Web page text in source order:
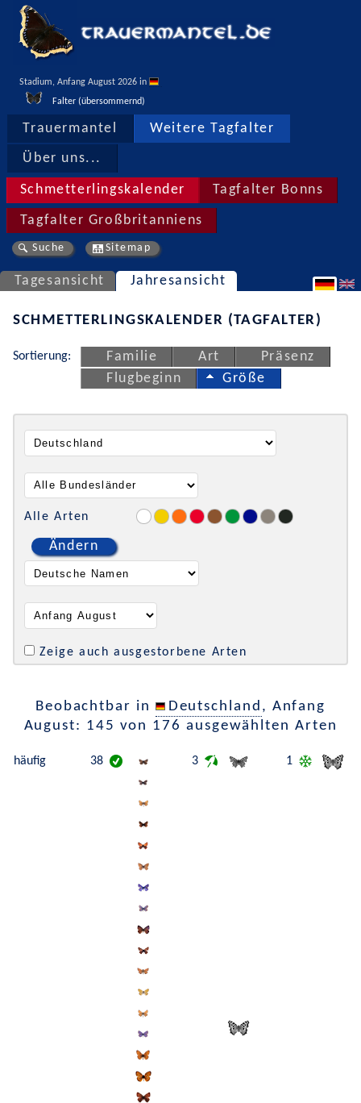
Stadium, Anfang August 2026 in
Falter (übersommernd)
Trauermantel Weitere Tagfalter
Über uns...
Schmetterlingskalender Tagfalter Bonns
Tagfalter Großbritanniens
Suche Sitemap
Tagesansicht Jahresansicht
SCHMETTERLINGSKALENDER (TAGFALTER)
Sortierung: Familie Art
Präsenz
Flugbeginn
Größe
Alle Arten
Ändern
Zeige auch ausgestorbene Arten
Beobachtbar in Deutschland , Anfang
August: 145 von 176 ausgewählten Arten
häufig 38 3 1